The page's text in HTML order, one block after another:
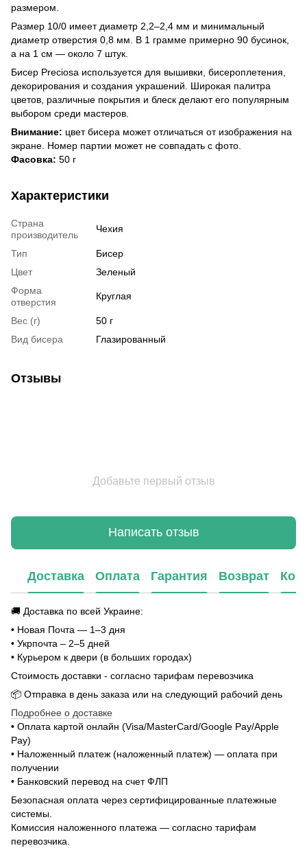
размером.
Размер 10/0 имеет диаметр 2,2–2,4 мм и минимальный
диаметр отверстия 0,8 мм. В 1 грамме примерно 90 бусинок,
а на 1 см — около 7 штук.
Бисер Preciosa используется для вышивки, бисероплетения,
декорирования и создания украшений. Широкая палитра
цветов, различные покрытия и блеск делают его популярным
выбором среди мастеров.
Внимание: цвет бисера может отличаться от изображения на
экране. Номер партии может не совпадать с фото.
Фасовка: 50 г
Характеристики
Страна
производитель
Чехия
Тип
Бисер
Цвет
Зеленый
Форма
отверстия
Круглая
Вес (г)
50 г
Вид бисера
Глазированный
Отзывы
Добавьте первый отзыв
Написать отзыв
Доставка Оплата Гарантия Возврат
🚚 Доставка по всей Украине:
• Новая Почта — 1–3 дня
• Укрпочта – 2–5 дней
• Курьером к двери (в больших городах)
Стоимость доставки - согласно тарифам перевозчика
📦 Отправка в день заказа или на следующий рабочий день
Подробнее о доставке
• Оплата картой онлайн (Visa/MasterCard/Google Pay/Apple
Pay)
• Наложенный платеж (наложенный платеж) — оплата при
получении
• Банковский перевод на счет ФЛП
Безопасная оплата через сертифицированные платежные
системы.
Комиссия наложенного платежа — согласно тарифам
перевозчика.